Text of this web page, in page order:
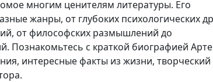
многим ценителям литературы. Его
жанры, от глубоких психологических
от философских размышлений до
Познакомьтесь с краткой биографией
интересные факты из жизни, творческий